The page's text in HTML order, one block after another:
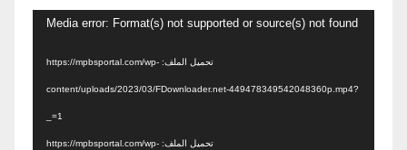
مشغل
Media error: Format(s) not supported or source(s) not found
تحميل الملف: https://mpbsportal.com/wp-
content/uploads/2023/03/FDownloader.net-449478349542048360p.mp4?
_=1
تحميل الملف: https://mpbsportal.com/wp-